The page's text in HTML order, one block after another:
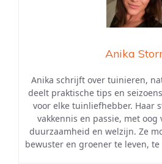
Anika
Anika schrijft over tuinieren,
deelt praktische tips en
voor elke tuinliefhebber. Haar
vakkennis en passie, met
duurzaamheid en welzijn. Ze
bewuster en groener te leven,